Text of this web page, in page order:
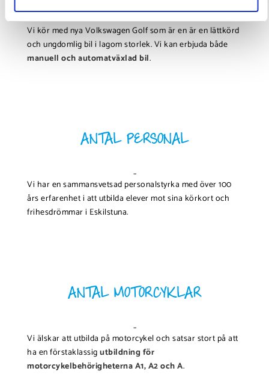
-
Vi kör med nya Volkswagen Golf som är en är en lättkörd
och ungdomlig bil i lagom storlek. Vi kan erbjuda både
manuell och automatväxlad bil.
ANTAL PERSONAL
-
Vi har en sammansvetsad personalstyrka med över 100
års erfarenhet i att utbilda elever mot sina körkort och
frihesdrömmar i Eskilstuna.
ANTAL MOTORCYKLAR
-
Vi älskar att utbilda på motorcykel och satsar stort på att
ha en förstaklassigutbildning för
motorcykelbehörigheterna A1, A2 och A.